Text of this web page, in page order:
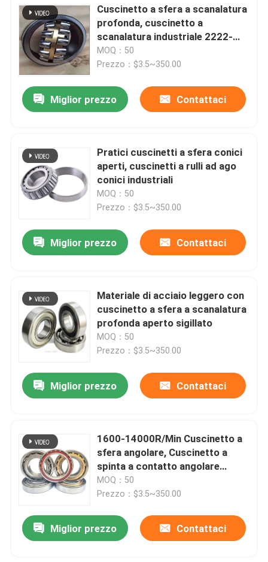
Cuscinetto a sfera a scanalatura
profonda, cuscinetto a
scanalatura industriale 2222-
2RS sigillato
MOQ：50
Prezzo：$3.5~350.00
Miglior prezzo Contattaci
Pratici cuscinetti a sfera conici
aperti, cuscinetti a rulli ad ago
conici industriali
MOQ：50
Prezzo：$3.5~350.00
Miglior prezzo Contattaci
Materiale di acciaio leggero con
cuscinetto a sfera a scanalatura
profonda aperto sigillato
MOQ：50
Prezzo：$3.5~350.00
Miglior prezzo Contattaci
1600-14000R/Min Cuscinetto a
sfera angolare, Cuscinetto a
spinta a contatto angolare
resistente
MOQ：50
Prezzo：$3.5~350.00
Miglior prezzo Contattaci